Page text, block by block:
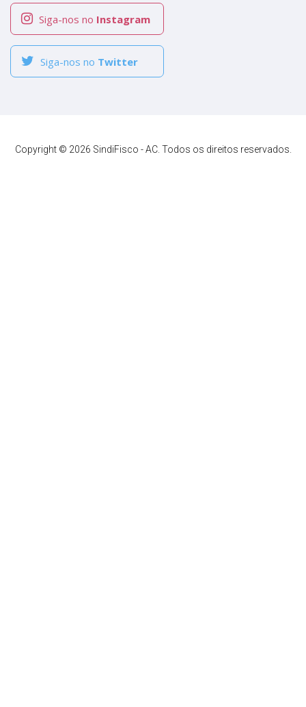
Siga-nos no Instagram
Siga-nos no Twitter
Copyright © 2026 SindiFisco - AC. Todos os direitos reservados.